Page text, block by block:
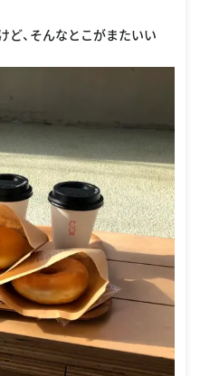
ど、そんなとこがまたいい